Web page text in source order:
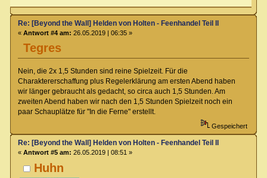
Tegres
Re: [Beyond the Wall] Helden von Holten - Feenhandel Teil II
« Antwort #4 am: 26.05.2019 | 06:35 »
Nein, die 2x 1,5 Stunden sind reine Spielzeit. Für die
Charaktererschaffung plus Regelerklärung am ersten Abend haben
wir länger gebraucht als gedacht, so circa auch 1,5 Stunden. Am
zweiten Abend haben wir nach den 1,5 Stunden Spielzeit noch ein
paar Schauplätze für "In die Ferne" erstellt.
Gespeichert
Huhn
Re: [Beyond the Wall] Helden von Holten - Feenhandel Teil II
« Antwort #5 am: 26.05.2019 | 08:51 »